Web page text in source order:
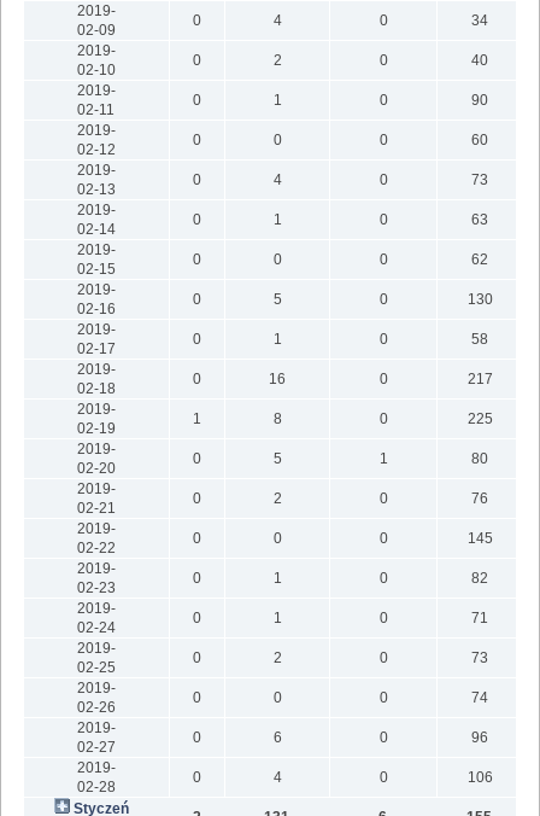
2019-
02-09
0 4 0
34
2019-
02-10
0 2 0
40
2019-
02-11
0 1 0
90
2019-
02-12
0 0 0
60
2019-
02-13
0 4 0
73
2019-
02-14
0 1 0
63
2019-
02-15
0 0 0
62
2019-
02-16
0 5 0
130
2019-
02-17
0 1 0
58
2019-
02-18
0 16 0
217
2019-
02-19
1 8 0
225
2019-
02-20
0 5 1
80
2019-
02-21
0 2 0
76
2019-
02-22
0 0 0
145
2019-
02-23
0 1 0
82
2019-
02-24
0 1 0
71
2019-
02-25
0 2 0
73
2019-
02-26
0 0 0
74
2019-
02-27
0 6 0
96
2019-
02-28
0 4 0
106
Styczeń